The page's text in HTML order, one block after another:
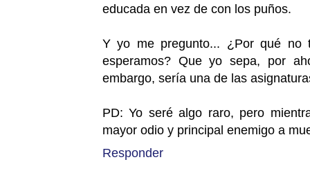
educada en vez de con los puños.
Y yo me pregunto... ¿Por qué no
esperamos? Que yo sepa, por
embargo, sería una de las
PD: Yo seré algo raro, pero
mayor odio y principal enemigo a
Responder